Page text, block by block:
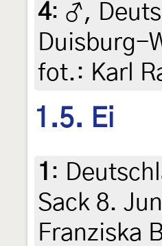
4: ♂,
Duisburg-
fot.: Karl
1.5. Ei
1 :
Sack 8.
Franziska